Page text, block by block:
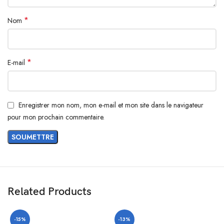
Nom *
E-mail *
Enregistrer mon nom, mon e-mail et mon site dans le navigateur
pour mon prochain commentaire.
Related Products
-15% -13%